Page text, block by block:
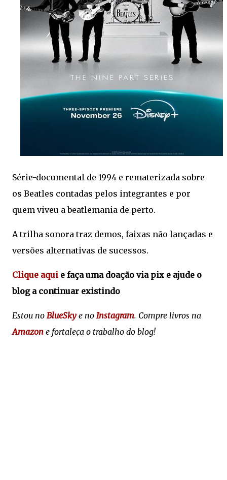
Série-documental de 1994 e rematerizada sobre
os Beatles contadas pelos integrantes e por
quem viveu a beatlemania de perto.
A trilha sonora traz demos, faixas não lançadas e
versões alternativas de sucessos.
Clique aqui e faça uma doação via pix e ajude o
blog a continuar existindo
Estou no BlueSky e no Instagram. Compre livros na
Amazon e fortaleça o trabalho do blog!